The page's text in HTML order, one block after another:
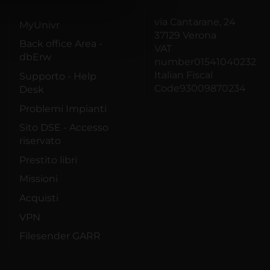
MyUnivr
Back office Area -
dbErw
Supporto - Help
Desk
Problemi Impianti
Sito DSE - Accesso
riservato
Prestito libri
Missioni
Acquisti
VPN
Filesender GARR
via Cantarane, 24
37129 Verona
VAT
number01541040232
Italian Fiscal
Code93009870234